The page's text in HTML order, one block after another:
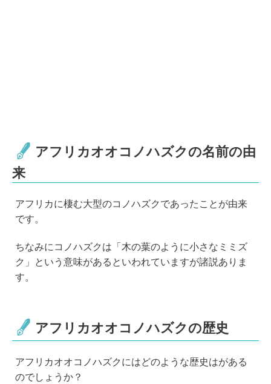
アフリカオオコノハズクの名前の由
来
アフリカに棲む大型のコノハズクであったことが由来
です。
ちなみにコノハズクは「木の葉のように小さなミミズ
ク」という意味があるといわれていますが諸説ありま
す。
アフリカオオコノハズクの歴史
アフリカオオコノハズクにはどのような歴史はがある
のでしょうか？